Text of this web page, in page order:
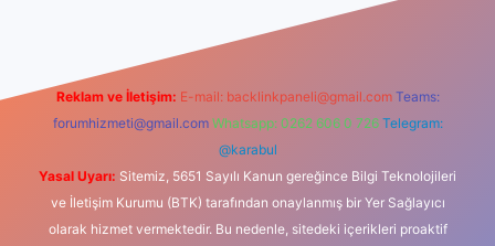
Reklam ve İletişim: E-mail: backlinkpaneli@gmail.com Teams:
forumhizmeti@gmail.com Whatsapp: 0262 606 0 726 Telegram:
@karabul
Yasal Uyarı: Sitemiz, 5651 Sayılı Kanun gereğince Bilgi Teknolojileri
ve İletişim Kurumu (BTK) tarafından onaylanmış bir Yer Sağlayıcı
olarak hizmet vermektedir. Bu nedenle, sitedeki içerikleri proaktif